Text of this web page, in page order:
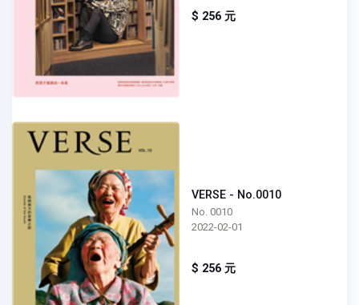
$ 256 元
VERSE - No.0010
No. 0010
2022-02-01
$ 256 元